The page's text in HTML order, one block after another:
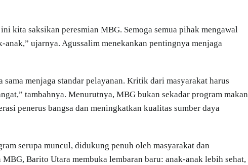
kita saksikan peresmian MBG. Semoga semua pihak mengawal
ujarnya. Agussalim menekankan pentingnya menjaga
menjaga standar pelayanan. Kritik dari masyarakat harus
tambahnya. Menurutnya, MBG bukan sekadar program makan
penerus bangsa dan meningkatkan kualitas sumber daya
serupa muncul, didukung penuh oleh masyarakat dan
Barito Utara membuka lembaran baru: anak-anak lebih sehat,